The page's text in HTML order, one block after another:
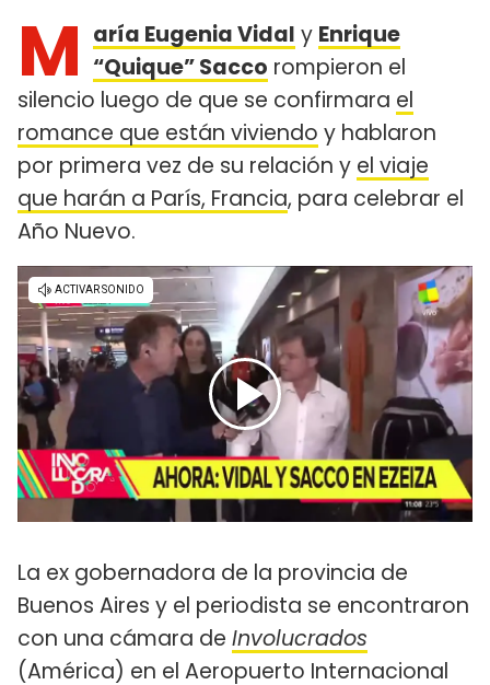
M aría Eugenia Vidal y Enrique
“Quique” Sacco rompieron el
silencio luego de que se confirmara el
romance que están viviendo y hablaron
por primera vez de su relación y el viaje
que harán a París, Francia, para celebrar el
Año Nuevo.
La ex gobernadora de la provincia de
Buenos Aires y el periodista se encontraron
con una cámara de Involucrados
(América) en el Aeropuerto Internacional